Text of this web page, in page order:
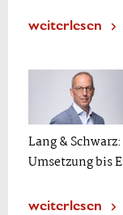
weiterlesen
Lang &
Umsetzung bis
weiterlesen